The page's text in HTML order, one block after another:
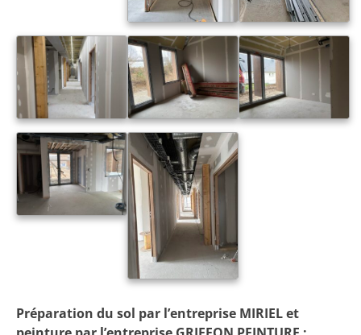
Préparation du sol par l’entreprise MIRIEL et